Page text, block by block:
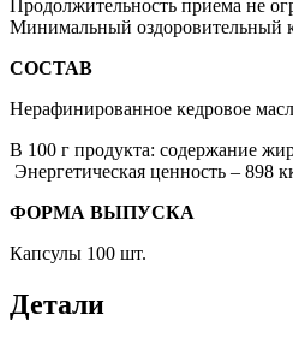
Продолжительность приема не
Минимальный оздоровительный
СОСТАВ
Нерафинированное кедровое
В 100 г продукта: содержание
Энергетическая ценность – 898
ФОРМА ВЫПУСКА
Капсулы 100 шт.
Детали